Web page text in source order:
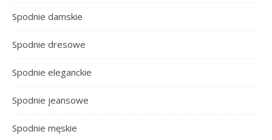
Spodnie damskie
Spodnie dresowe
Spodnie eleganckie
Spodnie jeansowe
Spodnie męskie